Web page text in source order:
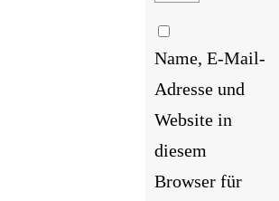
Name, E-Mail-
Adresse und
Website in
diesem
Browser für